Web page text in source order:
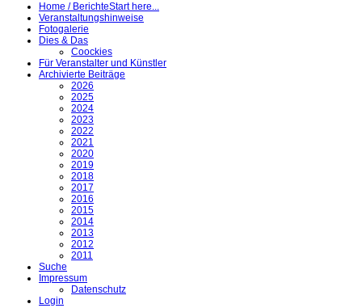
Home / BerichteStart here...
Veranstaltungshinweise
Fotogalerie
Dies & Das
Coockies
Für Veranstalter und Künstler
Archivierte Beiträge
2026
2025
2024
2023
2022
2021
2020
2019
2018
2017
2016
2015
2014
2013
2012
2011
Suche
Impressum
Datenschutz
Login